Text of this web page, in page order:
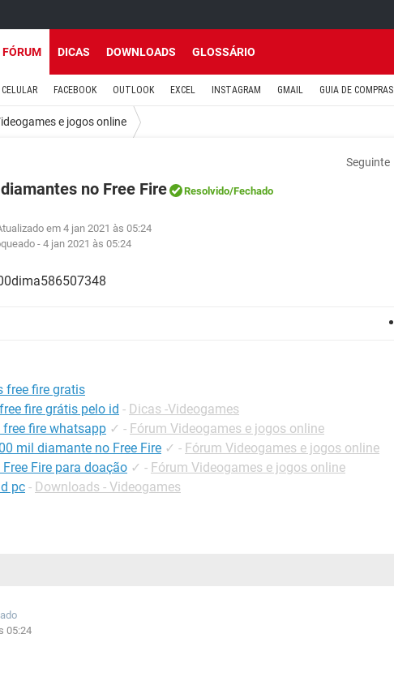
FÓRUM DICAS DOWNLOADS GLOSSÁRIO
CELULAR FACEBOOK OUTLOOK EXCEL INSTAGRAM GMAIL GUIA DE COMPRAS
e jogos online
Seguinte
no Free Fire Resolvido/Fechado
em 4 jan 2021 às 05:24
-4 jan 2021 às 05:24
free fire gratis
fire grátis pelo id - Dicas -Videogames
fire whatsapp ✓ - Fórum Videogames e jogos online
mil diamante no Free Fire ✓ - Fórum Videogames e jogos online
Fire para doação ✓ - Fórum Videogames e jogos online
pc - Downloads - Videogames
05:24